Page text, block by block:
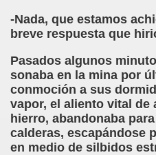
-Nada, que estamos
breve respuesta que
Pasados algunos
sonaba en la mina por
conmoción a sus
vapor, el aliento vital de
hierro, abandonaba
calderas, escapándose
en medio de silbidos